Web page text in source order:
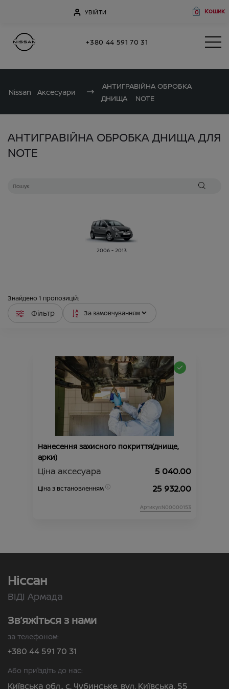
УВІЙТИ 0 Кошик
+380 44 591 70 31
Nissan Аксесуари
АНТИГРАВІЙНА ОБРОБКА
ДНИЩА
NOTE
АНТИГРАВІЙНА ОБРОБКА ДНИЩА ДЛЯ
NOTE
2006 - 2013
Знайдено 1 пропозицій:
Фільтр
Нанесення захисного покриття(днище,
арки)
Ціна аксесуара 5 040.00
Ціна з встановленням 25 932.00
Артикул:N00000153
Ніссан
ВІДІ Армада
Зв’яжіться з нами
за телефоном:
+380 44 591 70 31
Або приїздіть до нас:
Київська обл., с. Чубинське, вул. Київська, 55